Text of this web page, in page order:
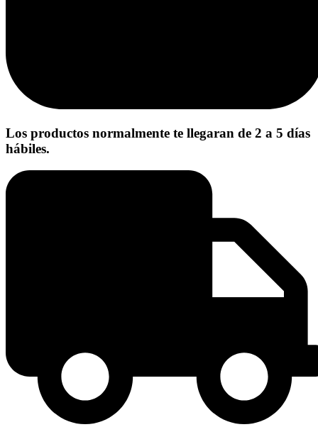
Los productos normalmente te llegaran de 2 a 5 días
hábiles.